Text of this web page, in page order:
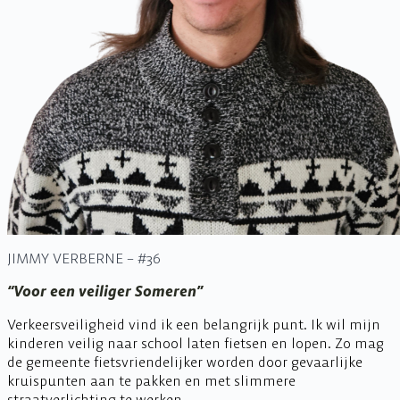
JIMMY VERBERNE – #36
“Voor een veiliger Someren”
Verkeersveiligheid vind ik een belangrijk punt. Ik wil mijn
kinderen veilig naar school laten fietsen en lopen. Zo mag
de gemeente fietsvriendelijker worden door gevaarlijke
kruispunten aan te pakken en met slimmere